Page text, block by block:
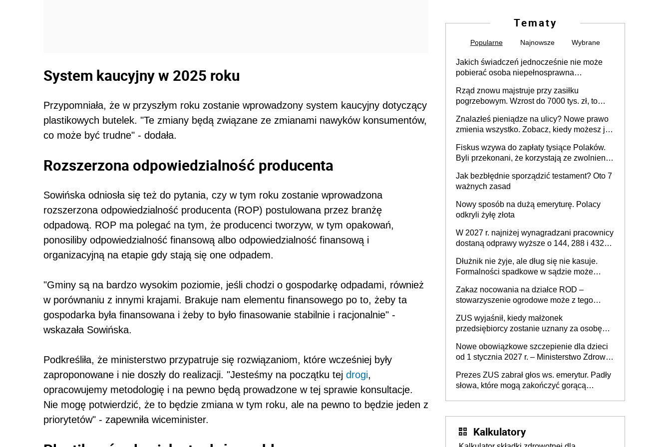
System kaucyjny w 2025 roku
Przypomniała, że w przyszłym roku zostanie wprowadzony system kaucyjny dotyczący
plastikowych butelek. "Te zmiany będą związane ze zmianami nawyków konsumentów,
co może być trudne" - dodała.
Rozszerzona odpowiedzialność producenta
Sowińska odniosła się też do pytania, czy w tym roku zostanie wprowadzona
rozszerzona odpowiedzialność producenta (ROP) postulowana przez branżę
odpadową. ROP ma polegać na tym, że producenci tworzyw, w tym opakowań,
ponosiliby odpowiedzialność finansową albo odpowiedzialność finansową i
organizacyjną na etapie gdy stają się one odpadem.
"Gminy są na bardzo wysokim poziomie, jeśli chodzi o gospodarkę odpadami, również
w porównaniu z innymi krajami. Brakuje nam elementu finansowego po to, żeby ta
gospodarka była finansowana i żeby to było finasowanie stabilnie i racjonalnie" -
wskazała Sowińska.
Podkreśliła, że ministerstwo przypatruje się rozwiązaniom, które wcześniej były
zaproponowane i nie doszły do realizacji. "Jesteśmy na początku tej drogi,
opracowujemy metodologię i na pewno będą prowadzone w tej sprawie konsultacje.
Nie mogę potwierdzić, że to będzie zmiana w tym roku, ale na pewno to będzie jeden z
priorytetów" - zapewniła wiceminister.
Tematy
Popularne Najnowsze Wybrane
Jakich świadczeń jednocześnie nie może
pobierać osoba niepełnosprawna
Rząd znowu majstruje przy zasiłku
pogrzebowym. Wzrost do 7000 tys. zł, to
Znalazłeś pieniądze na ulicy? Nowe prawo
zmienia wszystko. Zobacz, kiedy możesz je
Fiskus wzywa do zapłaty tysiące Polaków.
Byli przekonani, że korzystają ze zwolnienia
Jak bezbłędnie sporządzić testament? Oto 7
ważnych zasad
Nowy sposób na dużą emeryturę. Polacy
odkryli żyłę złota
W 2027 r. najniżej wynagradzani pracownicy
dostaną odprawy wyższe o 144, 288 i 432
Dłużnik nie żyje, ale dług się nie kasuje.
Formalności spadkowe w sądzie może
zmarłego
Zakaz nocowania na działce ROD –
stowarzyszenie ogrodowe może z tego
działki (wypowiedzieć dzierżawę)?
ZUS wyjaśnił, kiedy małżonek
przedsiębiorcy zostanie uznany za osobę
Nowe obowiązkowe szczepienie dla dzieci
od 1 stycznia 2027 r. – Ministerstwo Zdrowia
2027 r.
Prezes ZUS zabrał głos ws. emerytur. Padły
słowa, które mogą zakończyć gorącą
Kalkulatory